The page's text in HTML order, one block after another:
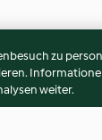
zu
weiter.